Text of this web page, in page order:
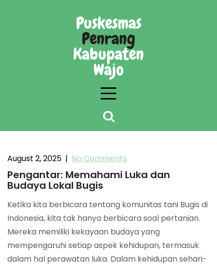
Puskesmas
Penrang
Kabupaten
Wajo
berbasis budaya lokal di komunitas tani Bugis
August 2, 2025 | No Comments
Pengantar: Memahami Luka dan
Budaya Lokal Bugis
Ketika kita berbicara tentang komunitas tani Bugis di
Indonesia, kita tak hanya berbicara soal pertanian.
Mereka memiliki kekayaan budaya yang
mempengaruhi setiap aspek kehidupan, termasuk
dalam hal perawatan luka. Dalam kehidupan sehari-